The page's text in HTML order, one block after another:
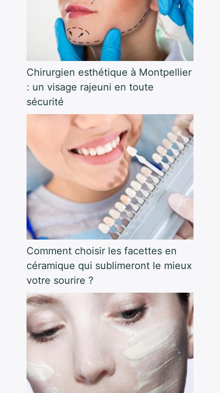
Chirurgien esthétique à Montpellier
: un visage rajeuni en toute
sécurité
Comment choisir les facettes en
céramique qui sublimeront le mieux
votre sourire ?